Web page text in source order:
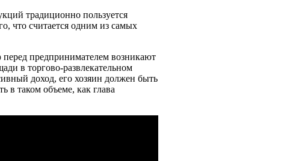
традиционно пользуется
что считается одним из самых
перед предпринимателем возникают
в торгово-развлекательном
доход, его хозяин должен быть
в таком объеме, как глава